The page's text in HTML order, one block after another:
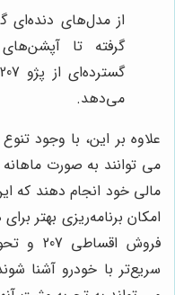
از مدل‌های دنده‌ای
گرفته تا
می‌دهد.
علاوه بر این، با وجود تنوع
می توانند به صورت
مالی خود انجام دهند که
امکان برنامه‌ریزی بهتر
فروش
سریع‌تر با خودرو آشنا